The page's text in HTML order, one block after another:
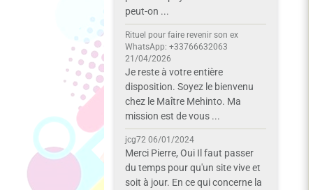
peut-on ...
Rituel pour faire revenir son ex
WhatsApp: +33766632063
21/04/2026
Je reste à votre entière
disposition. Soyez le bienvenu
chez le Maître Mehinto. Ma
mission est de vous ...
jcg72 06/01/2024
Merci Pierre, Oui Il faut passer
du temps pour qu'un site vive et
soit à jour. En ce qui concerne la